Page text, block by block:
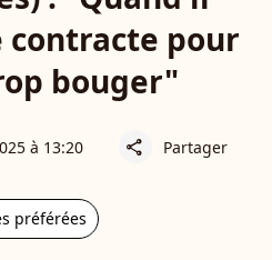
contracte pour
bouger"
à 13:20 share Partager
préférées